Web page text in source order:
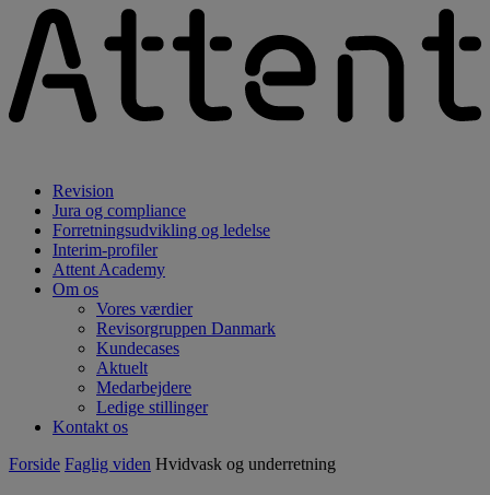
Revision
Jura og compliance
Forretningsudvikling og ledelse
Interim-profiler
Attent Academy
Om os
Vores værdier
Revisorgruppen Danmark
Kundecases
Aktuelt
Medarbejdere
Ledige stillinger
Kontakt os
Forside Faglig viden Hvidvask og underretning